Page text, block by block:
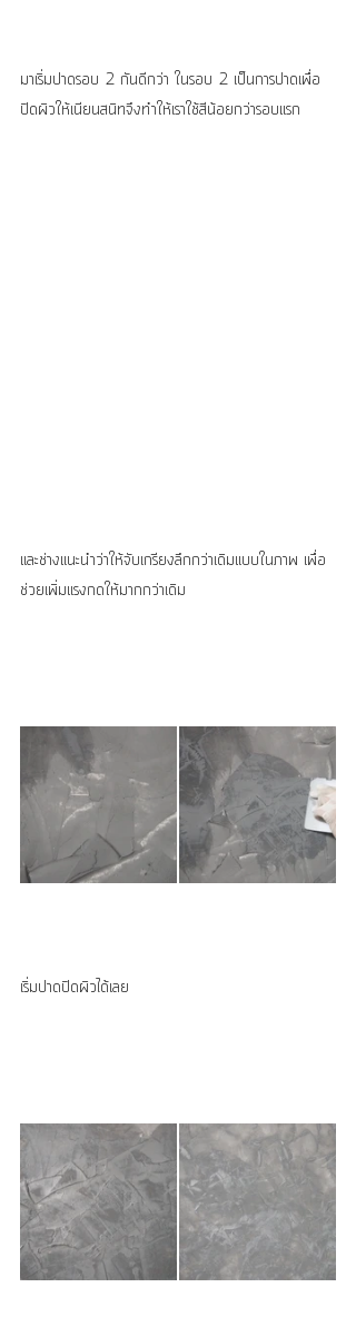
มาเริ่มปาดรอบ 2 กันดีกว่า ในรอบ 2 เป็นการปาดเพื่อ
ปิดผิวให้เนียนสนิทจึงทำให้เราใช้สีน้อยกว่ารอบแรก
และช่างแนะนำว่าให้จับเกรียงลึกกว่าเดิมแบบในภาพ เพื่อ
ช่วยเพิ่มแรงกดให้มากกว่าเดิม
เริ่มปาดปิดผิวได้เลย